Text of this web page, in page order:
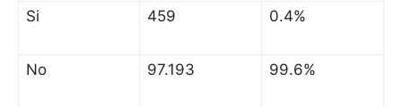
Si 459 0.4%
No 97.193 99.6%